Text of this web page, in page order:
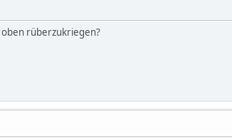
rüberzukriegen?